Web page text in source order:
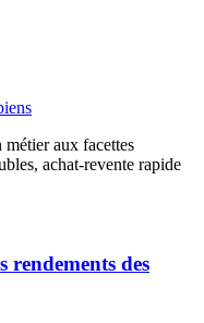
métier aux facettes
achat-revente rapide
des